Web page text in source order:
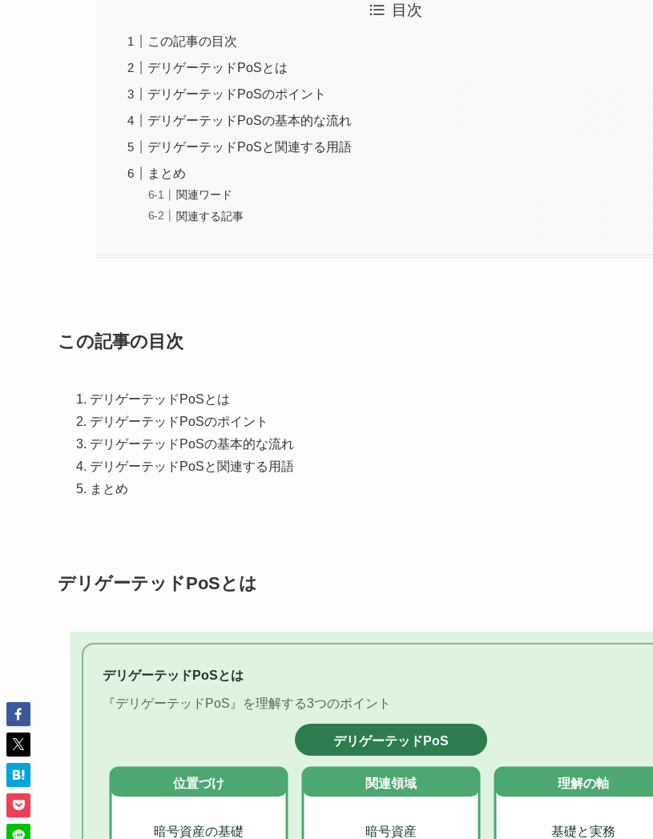
目次
この記事の目次
デリゲーテッドPoSとは
デリゲーテッドPoSのポイント
デリゲーテッドPoSの基本的な流れ
デリゲーテッドPoSと関連する用語
まとめ
関連ワード
関連する記事
この記事の目次
デリゲーテッドPoSとは
デリゲーテッドPoSのポイント
デリゲーテッドPoSの基本的な流れ
デリゲーテッドPoSと関連する用語
まとめ
デリゲーテッドPoSとは
デリゲーテッドPoSとは
『デリゲーテッドPoS』を理解する3つのポイント
デリゲーテッドPoS
位置づけ
暗号資産の基礎
関連領域
暗号資産
理解の軸
基礎と実務